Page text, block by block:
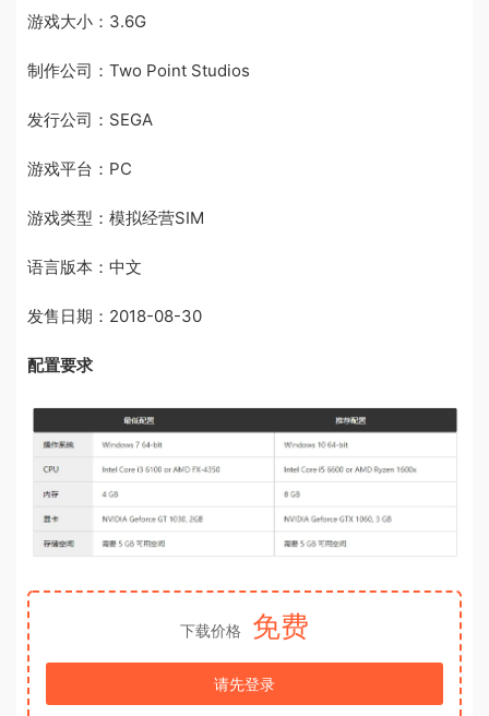
游戏大小：3.6G
制作公司：Two Point Studios
发行公司：SEGA
游戏平台：PC
游戏类型：模拟经营SIM
语言版本：中文
发售日期：2018-08-30
配置要求
下载价格 免费
请先登录